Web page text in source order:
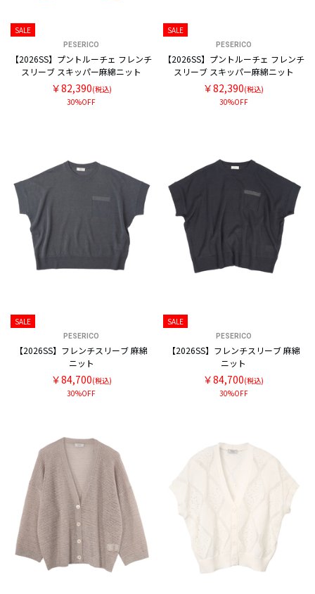
SALE
PESERICO
【2026SS】プントルーチェ フレンチ
スリーブ スキッパー麻綿ニット
￥82,390(税込)
30%OFF
SALE
PESERICO
【2026SS】プントルーチェ フレンチ
スリーブ スキッパー麻綿ニット
￥82,390(税込)
30%OFF
SALE
PESERICO
【2026SS】フレンチスリーブ 麻綿
ニット
￥84,700(税込)
30%OFF
SALE
PESERICO
【2026SS】フレンチスリーブ 麻綿
ニット
￥84,700(税込)
30%OFF